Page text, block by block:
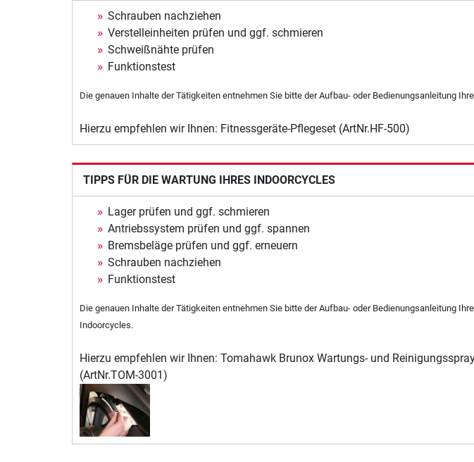
Schrauben nachziehen
Verstelleinheiten prüfen und ggf. schmieren
Schweißnähte prüfen
Funktionstest
Die genauen Inhalte der Tätigkeiten entnehmen Sie bitte der Aufbau- oder Bedienungsanleitung
Hierzu empfehlen wir Ihnen: Fitnessgeräte-Pflegeset (ArtNr.HF-500)
TIPPS FÜR DIE WARTUNG IHRES INDOORCYCLES
Lager prüfen und ggf. schmieren
Antriebssystem prüfen und ggf. spannen
Bremsbeläge prüfen und ggf. erneuern
Schrauben nachziehen
Funktionstest
Die genauen Inhalte der Tätigkeiten entnehmen Sie bitte der Aufbau- oder Bedienungsanleitung
Indoorcycles.
Hierzu empfehlen wir Ihnen: Tomahawk Brunox Wartungs- und
(ArtNr.TOM-3001)